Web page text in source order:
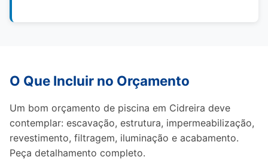
O Que Incluir no Orçamento
Um bom orçamento de piscina em Cidreira deve
contemplar: escavação, estrutura, impermeabilização,
revestimento, filtragem, iluminação e acabamento.
Peça detalhamento completo.